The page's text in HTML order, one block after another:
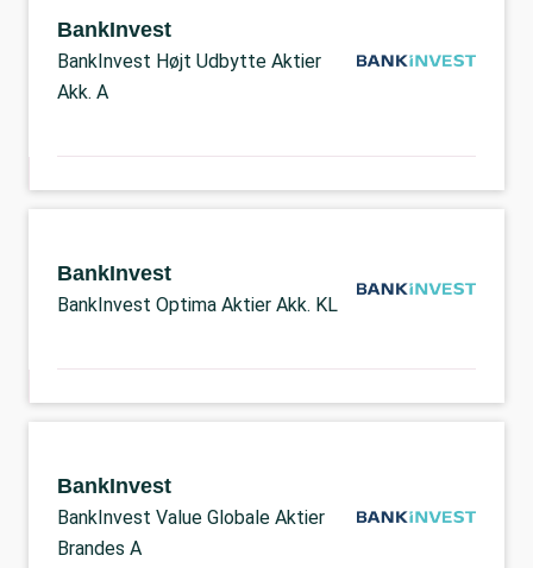
BankInvest
BankInvest Højt Udbytte Aktier
Akk. A
BankInvest
BankInvest Optima Aktier Akk. KL
BankInvest
BankInvest Value Globale Aktier
Brandes A